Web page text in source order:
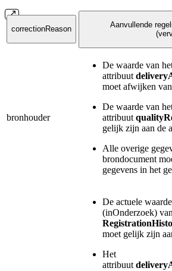
correctionReason
Aanvullende
bronhouder
De waarde van
attribuut
moet afwijken
De waarde van
attribuut
gelijk zijn aan de
Alle overige
brondocument
gegevens in het
De actuele
(inOnderzoek)
moet gelijk zijn
Het
attribuut